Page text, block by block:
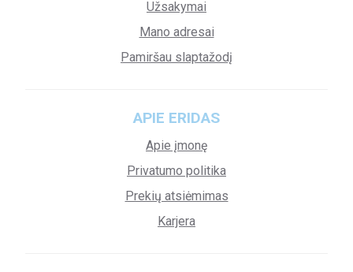
Užsakymai
Mano adresai
Pamiršau slaptažodį
APIE ERIDAS
Apie įmonę
Privatumo politika
Prekių atsiėmimas
Karjera